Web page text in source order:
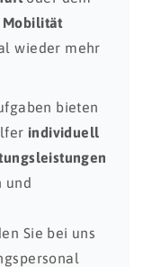
Mobilität
wieder mehr
bieten
individuell
und
Sie bei uns